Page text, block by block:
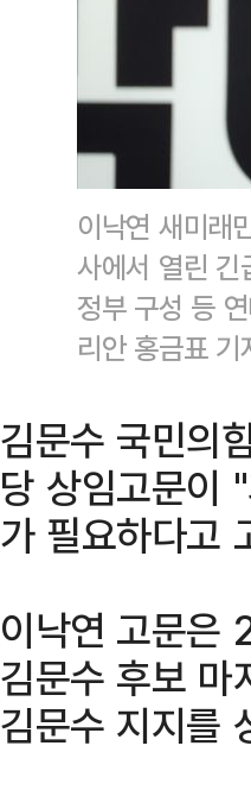
이낙연 새미래
사에서 열린 긴
정부 구성 등
리안 홍금표 기
김문수 국민의
당 상임고문이
가 필요하다고
이낙연 고문은
김문수 후보 마
김문수 지지를